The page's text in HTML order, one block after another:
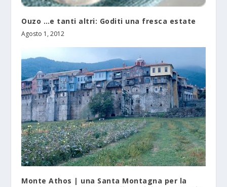
Ouzo …e tanti altri: Goditi una fresca estate
Agosto 1, 2012
Monte Athos | una Santa Montagna per la